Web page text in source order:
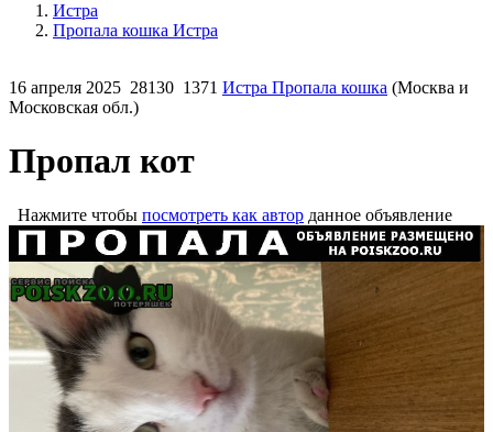
Истра
Пропала кошка Истра
16 апреля 2025 28130 1371 Истра Пропала кошка (Москва и
Московская обл.)
Пропал кот
Нажмите чтобы посмотреть как автор данное объявление